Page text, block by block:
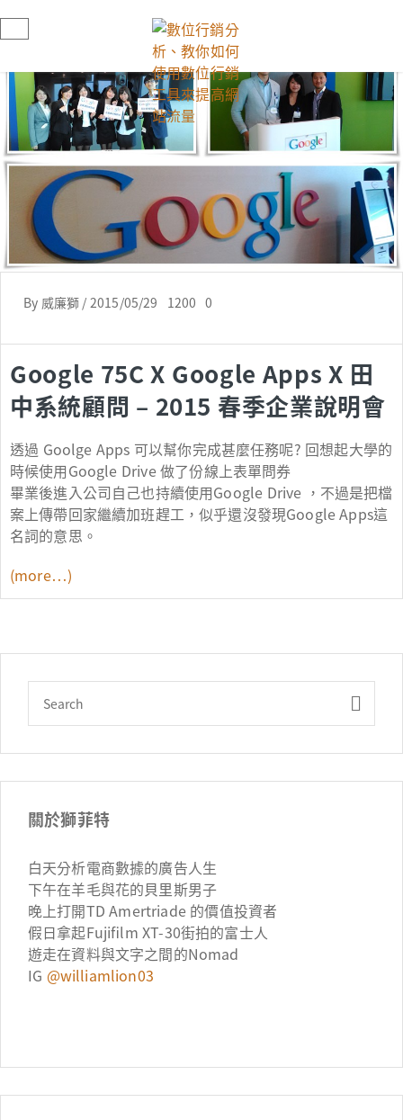
By 威廉獅 / 2015/05/29 1200 0
Google 75C X Google Apps X 田
中系統顧問 – 2015 春季企業說明會
透過 Goolge Apps 可以幫你完成甚麼任務呢? 回想起大學的
時候使用Google Drive 做了份線上表單問券
畢業後進入公司自己也持續使用Google Drive ，不過是把檔
案上傳帶回家繼續加班趕工，似乎還沒發現Google Apps這
名詞的意思。
(more…)
關於獅菲特
白天分析電商數據的廣告人生
下午在羊毛與花的貝里斯男子
晚上打開TD Amertriade 的價值投資者
假日拿起Fujifilm XT-30街拍的富士人
遊走在資料與文字之間的Nomad
IG @williamlion03